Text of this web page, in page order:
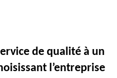
de qualité à un
l’entreprise